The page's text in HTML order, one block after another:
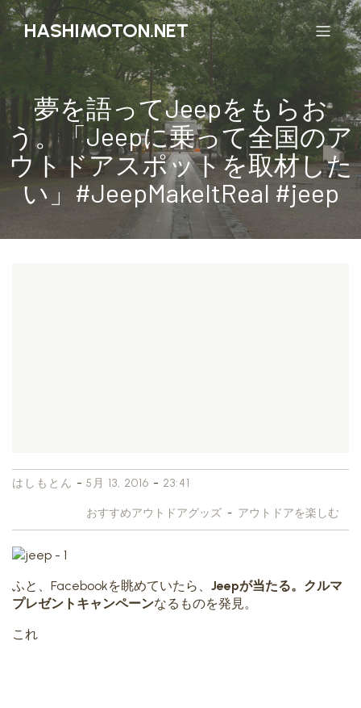
HASHIMOTON.NET
夢を語ってJeepをもらお
う。「Jeepに乗って全国のア
ウトドアスポットを取材した
い」#JeepMakeItReal #jeep
はしもとん - 5月 13, 2016 - 23:41
おすすめアウトドアグッズ - アウトドアを楽しむ
ふと、Facebookを眺めていたら、 Jeepが当たる。クルマ
プレゼントキャンペーンなるものを発見。
これ